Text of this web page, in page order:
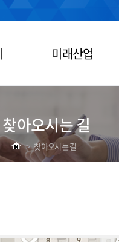
미래산업
찾아오시는 길
> 찾아오시는 길